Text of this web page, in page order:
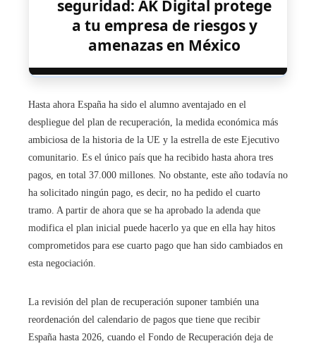
seguridad: AK Digital protege
a tu empresa de riesgos y
amenazas en México
Hasta ahora España ha sido el alumno aventajado en el
despliegue del plan de recuperación, la medida económica más
ambiciosa de la historia de la UE y la estrella de este Ejecutivo
comunitario. Es el único país que ha recibido hasta ahora tres
pagos, en total 37.000 millones. No obstante, este año todavía no
ha solicitado ningún pago, es decir, no ha pedido el cuarto
tramo. A partir de ahora que se ha aprobado la adenda que
modifica el plan inicial puede hacerlo ya que en ella hay hitos
comprometidos para ese cuarto pago que han sido cambiados en
esta negociación.
La revisión del plan de recuperación suponer también una
reordenación del calendario de pagos que tiene que recibir
España hasta 2026, cuando el Fondo de Recuperación deja de